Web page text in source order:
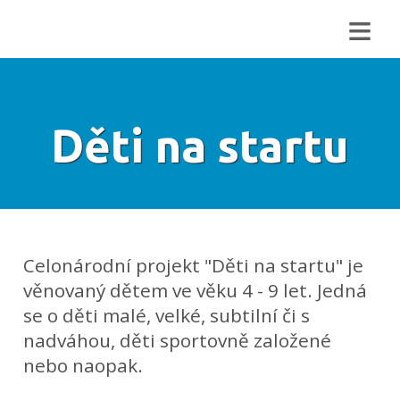
≡
Děti na startu
Celonárodní projekt "Děti na startu" je
věnovaný dětem ve věku 4 - 9 let. Jedná
se o děti malé, velké, subtilní či s
nadváhou, děti sportovně založené
nebo naopak.